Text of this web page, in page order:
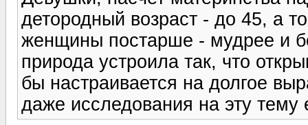
детородный возраст - до 45, а
женщины постарше - мудрее и
природа устроила так, что
бы настраивается на долгое
даже исследования на эту тему